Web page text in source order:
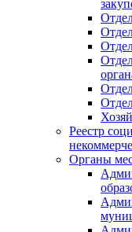
Реестр
Органы